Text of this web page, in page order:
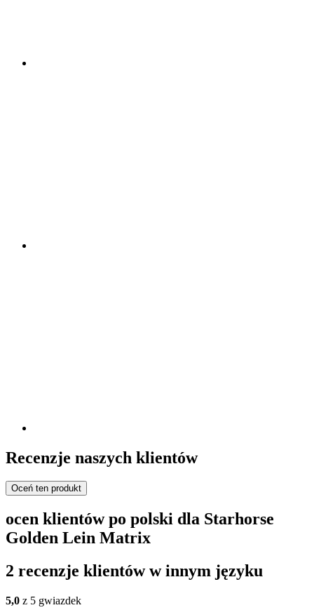
Recenzje naszych klientów
Oceń ten produkt
ocen klientów po polski dla Starhorse
Golden Lein Matrix
2 recenzje klientów w innym języku
5,0 z 5 gwiazdek